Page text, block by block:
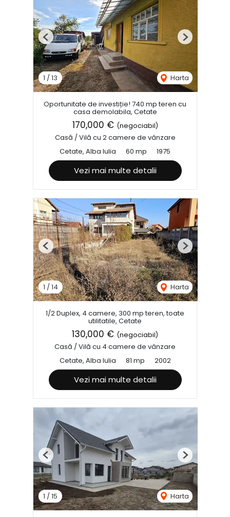
1 / 13 Harta
Previous Next
Oportunitate de investiție! 740 mp teren cu
casa demolabila, Cetate
170,000 € (negociabil)
Casă / Vilă cu 2 camere de vânzare
Cetate, Alba Iulia
60 mp 1975
Vezi mai multe detalii
1 /14 Harta
Previous Next
1/2 Duplex, 4 camere, 300 mp teren, toate
utilitatile, Cetate
130,000 € (negociabil)
Casă / Vilă cu 4 camere de vânzare
Cetate, Alba Iulia
81 mp 2002
Vezi mai multe detalii
1 /15 Harta
Previous Next